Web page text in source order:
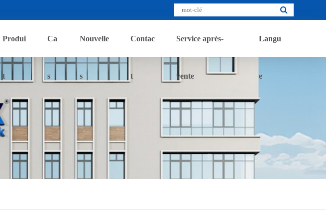
Produi
t
Ca
s
Nouvelle
s
Contac
t
Service après-
vente
Langu
e